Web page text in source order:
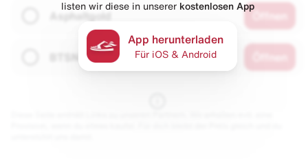
Asphaltgold
listen wir diese in unserer kostenlosen App
App herunterladen
Für iOS & Android